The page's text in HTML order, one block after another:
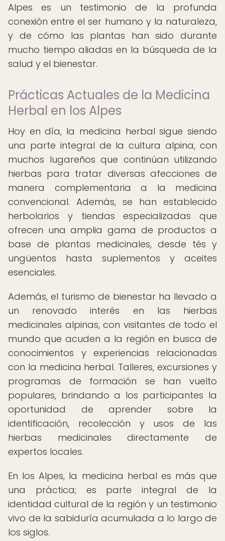
Alpes es un testimonio de la profunda
conexión entre el ser humano y la naturaleza,
y de cómo las plantas han sido durante
mucho tiempo aliadas en la búsqueda de la
salud y el bienestar.
Prácticas Actuales de la Medicina
Herbal en los Alpes
Hoy en día, la medicina herbal sigue siendo
una parte integral de la cultura alpina, con
muchos lugareños que continúan utilizando
hierbas para tratar diversas afecciones de
manera complementaria a la medicina
convencional. Además, se han establecido
herbolarios y tiendas especializadas que
ofrecen una amplia gama de productos a
base de plantas medicinales, desde tés y
ungüentos hasta suplementos y aceites
esenciales.
Además, el turismo de bienestar ha llevado a
un renovado interés en las hierbas
medicinales alpinas, con visitantes de todo el
mundo que acuden a la región en busca de
conocimientos y experiencias relacionadas
con la medicina herbal. Talleres, excursiones y
programas de formación se han vuelto
populares, brindando a los participantes la
oportunidad de aprender sobre la
identificación, recolección y usos de las
hierbas medicinales directamente de
expertos locales.
En los Alpes, la medicina herbal es más que
una práctica; es parte integral de la
identidad cultural de la región y un testimonio
vivo de la sabiduría acumulada a lo largo de
los siglos.